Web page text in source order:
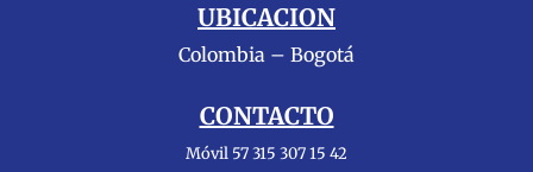
UBICACION
Colombia – Bogotá
CONTACTO
Móvil 57 315 307 15 42